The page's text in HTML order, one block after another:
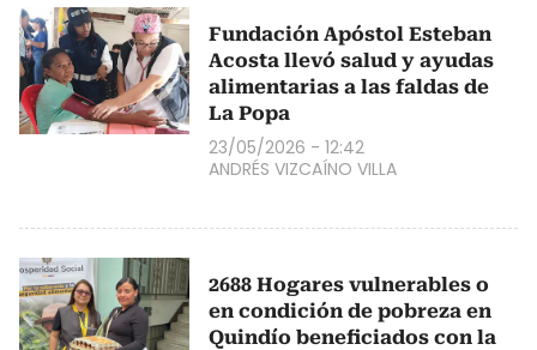
Fundación Apóstol Esteban
Acosta llevó salud y ayudas
alimentarias a las faldas de
La Popa
23/05/2026 - 12:42
ANDRÉS VIZCAÍNO VILLA
2688 Hogares vulnerables o
en condición de pobreza en
Quindío beneficiados con la